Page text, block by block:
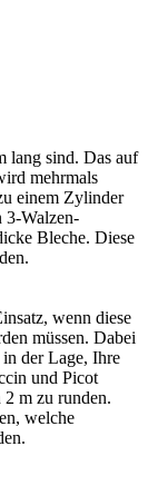
lang sind. Das auf
mehrmals
einem Zylinder
3-Walzen-
Bleche. Diese
wenn diese
müssen. Dabei
der Lage, Ihre
und Picot
m zu runden.
welche